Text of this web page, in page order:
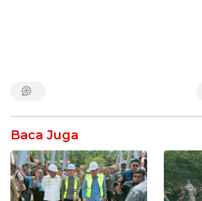
Baca Juga